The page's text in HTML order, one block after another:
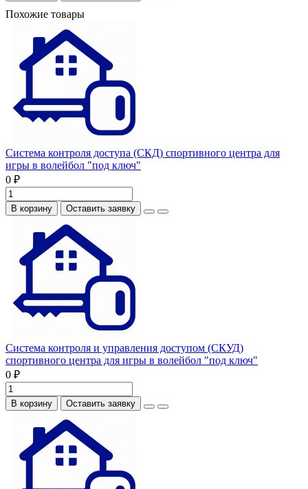
Похожие товары
Система контроля доступа (СКД) спортивного центра для
игры в волейбол "под ключ"
0 ₽
В корзину Оставить заявку
Система контроля и управления доступом (СКУД)
спортивного центра для игры в волейбол "под ключ"
0 ₽
В корзину Оставить заявку